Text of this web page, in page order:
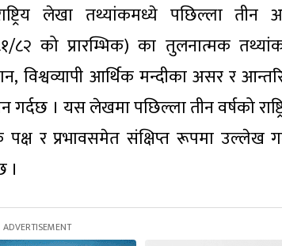
राष्ट्रिय लेखा तथ्यांकमध्ये पछिल्ला तीन
को प्रारम्भिक) का तुलनात्मक
विश्वव्यापी आर्थिक मन्दीका असर र
गर्दछ । यस लेखमा पछिल्ला तीन वर्षको
र प्रभावसमेत संक्षिप्त रूपमा उल्लेख
।